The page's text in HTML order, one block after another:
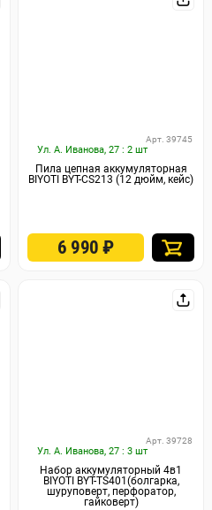
Ул. А. Иванова, 27 : 2 шт
Арт. 39745
Пила цепная аккумуляторная
BIYOTI BYT-CS213 (12 дюйм, кейс)
6 990₽
Ул. А. Иванова, 27 : 3 шт
Арт. 39728
Набор аккумуляторный 4в1
BIYOTI BYT-TS401(болгарка,
шуруповерт, перфоратор,
гайковерт)